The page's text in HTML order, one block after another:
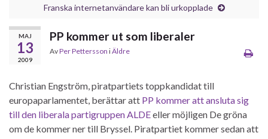
Franska internetanvändare kan bli urkopplade
MAJ
13
2009
PP kommer ut som liberaler
AvPer Pettersson iÄldre
Christian Engström, piratpartiets toppkandidat till
europaparlamentet, berättar att PP kommer att ansluta sig
till den liberala partigruppen ALDEeller möjligen De gröna
om de kommer ner till Bryssel. Piratpartiet kommer sedan att